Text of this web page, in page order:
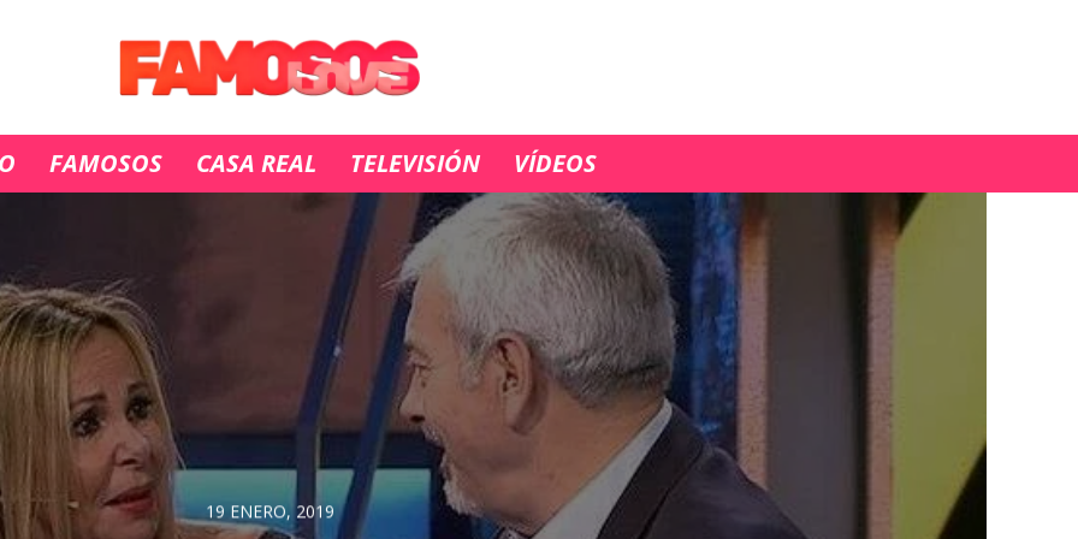
FAMOSOS CASA REAL TELEVISIÓN VÍDEOS
19 ENERO, 2019